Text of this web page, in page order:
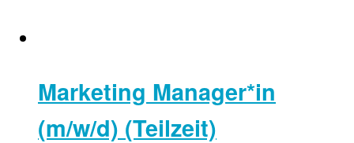
Marketing Manager*in
(m/w/d) (Teilzeit)